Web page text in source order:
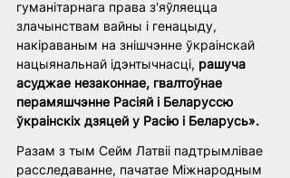
гуманітарнага права з'яўляецца
злачынствам вайны і генацыду,
накіраваным на знішчэнне ўкраінскай
нацыянальнай ідэнтычнасці, рашуча
асуджае незаконнае, гвалтоўнае
перамяшчэнне Расіяй і Беларуссю
ўкраінскіх дзяцей у Расію і Беларусь».
Разам з тым Сейм Латвіі падтрымлівае
расследаванне, пачатае Міжнародным